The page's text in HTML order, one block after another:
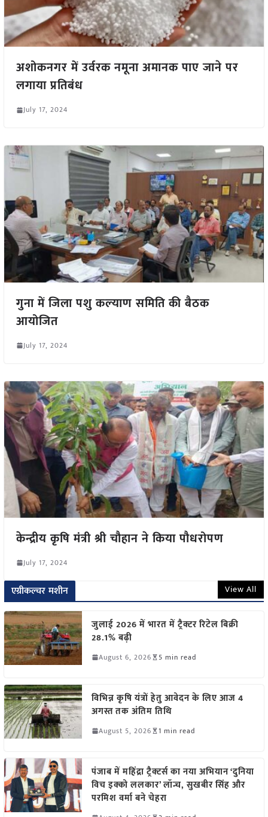
अशोकनगर में उर्वरक नमूना अमानक पाए जाने पर
लगाया प्रतिबंध
July 17, 2024
गुना में जिला पशु कल्‍याण समिति की बैठक
आयोजित
July 17, 2024
केन्द्रीय कृषि मंत्री श्री चौहान ने किया पौधरोपण
July 17, 2024
एग्रीकल्चर मशीन View All
जुलाई 2026 में भारत में ट्रैक्टर रिटेल बिक्री
28.1% बढ़ी
August 6, 2026 5 min read
विभिन्न कृषि यंत्रों हेतु आवेदन के लिए आज 4
अगस्त तक अंतिम तिथि
August 5, 2026 1 min read
पंजाब में महिंद्रा ट्रैक्टर्स का नया अभियान ‘दुनिया
विच इक्को ललकार’ लॉन्च, सुखबीर सिंह और
परमिश वर्मा बने चेहरा